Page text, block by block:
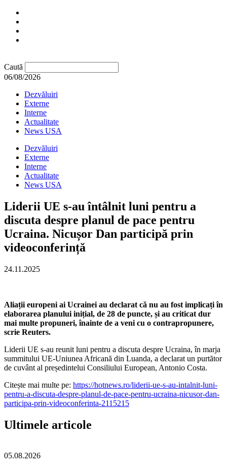
Caută
06/08/2026
Dezvăluiri
Externe
Interne
Actualitate
News USA
Dezvăluiri
Externe
Interne
Actualitate
News USA
Liderii UE s-au întâlnit luni pentru a
discuta despre planul de pace pentru
Ucraina. Nicușor Dan participă prin
videoconferință
24.11.2025
Aliații europeni ai Ucrainei au declarat că nu au fost implicați în
elaborarea planului inițial, de 28 de puncte, și au criticat dur
mai multe propuneri, înainte de a veni cu o contrapropunere,
scrie Reuters.
Liderii UE s-au reunit luni pentru a discuta despre Ucraina, în marja
summitului UE-Uniunea Africană din Luanda, a declarat un purtător
de cuvânt al președintelui Consiliului European, Antonio Costa.
Citește mai multe pe: https://hotnews.ro/liderii-ue-s-au-intalnit-luni-
pentru-a-discuta-despre-planul-de-pace-pentru-ucraina-nicusor-dan-
participa-prin-videoconferinta-2115215
Ultimele articole
05.08.2026